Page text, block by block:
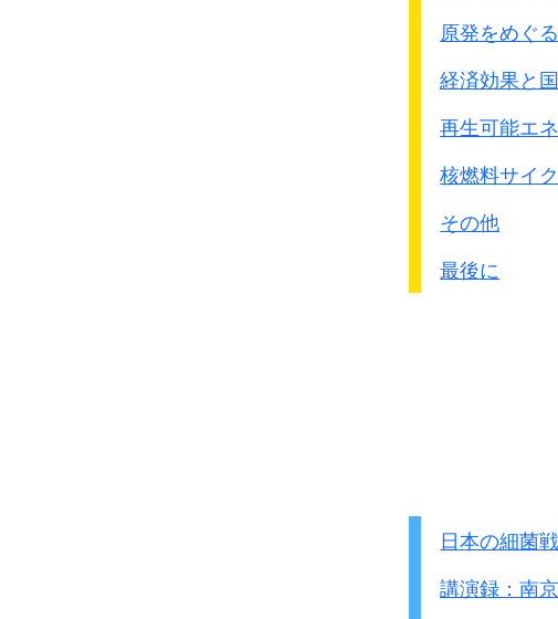
原発をめぐ
経済効果と
再生可能エ
核燃料サイ
その他
最後に
日本の細菌戦
講演録：南